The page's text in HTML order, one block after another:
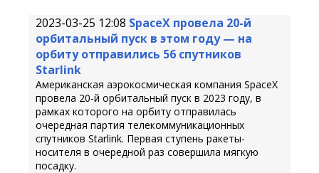
2023-03-25 12:08 SpaceX провела 20-й
орбитальный пуск в этом году — на
орбиту отправились 56 спутников
Starlink
Американская аэрокосмическая компания SpaceX
провела 20-й орбитальный пуск в 2023 году, в
рамках которого на орбиту отправилась
очередная партия телекоммуникационных
спутников Starlink. Первая ступень ракеты-
носителя в очередной раз совершила мягкую
посадку.